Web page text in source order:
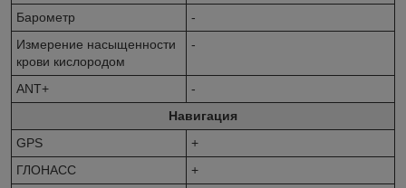
Барометр
-
Измерение насыщенности
крови кислородом
-
ANT+
-
Навигация
GPS
+
ГЛОНАСС
+